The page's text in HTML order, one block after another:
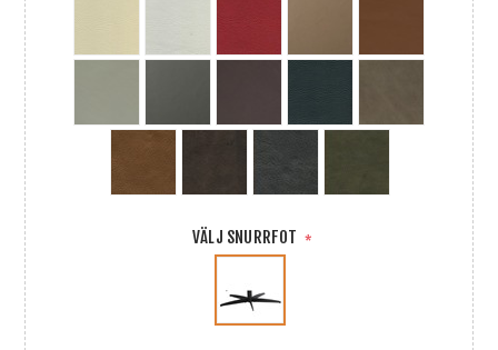
VÄLJ SNURRFOT *